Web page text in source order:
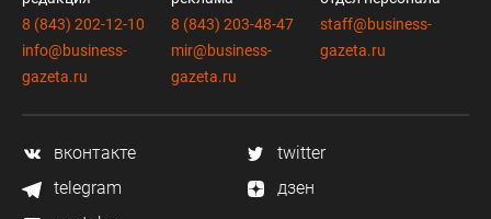
8 (843) 202-12-10
info@business-
gazeta.ru
8 (843) 203-48-47
mir@business-
gazeta.ru
staff@business-
gazeta.ru
вконтакте
twitter
telegram
дзен